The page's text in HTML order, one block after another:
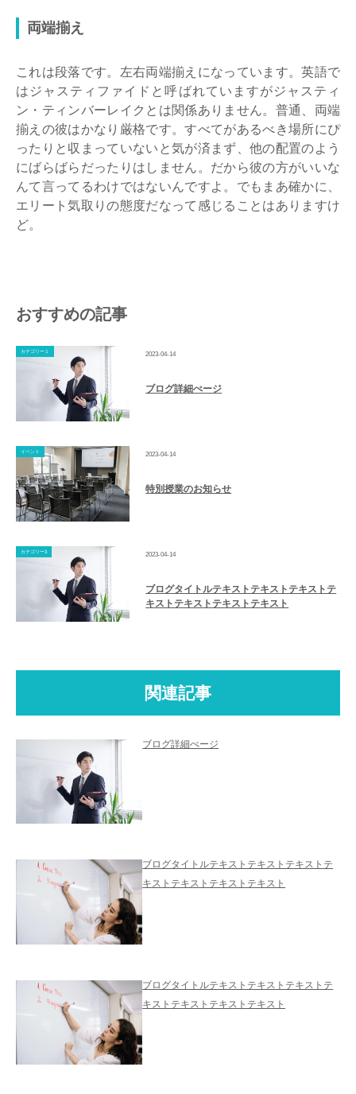
両端揃え
これは段落です。左右両端揃えになっています。英語で
はジャスティファイドと呼ばれていますがジャスティ
ン・ティンバーレイクとは関係ありません。普通、両端
揃えの彼はかなり厳格です。すべてがあるべき場所にぴ
ったりと収まっていないと気が済まず、他の配置のよう
にばらばらだったりはしません。だから彼の方がいいな
んて言ってるわけではないんですよ。でもまあ確かに、
エリート気取りの態度だなって感じることはありますけ
ど。
おすすめの記事
カテゴリー１ 2023-04-14
ブログ詳細ぺージ
イベント 2023-04-14
特別授業のお知らせ
カテゴリー3 2023-04-14
ブログタイトルテキストテキストテキストテ
キストテキストテキストテキスト
関連記事
ブログ詳細ぺージ
ブログタイトルテキストテキストテキストテ
キストテキストテキストテキスト
ブログタイトルテキストテキストテキストテ
キストテキストテキストテキスト